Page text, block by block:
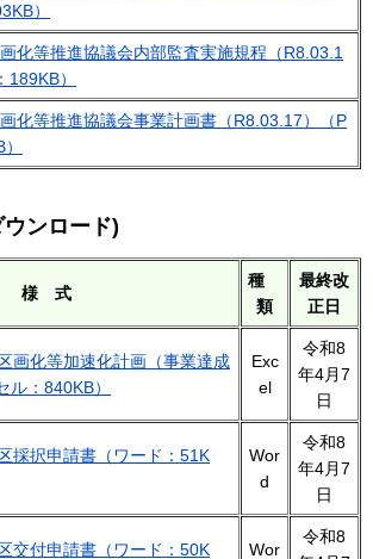
）
化等推進協議会内部監査実施規程（R8.03.1
）
化等推進協議会事業計画書（R8.03.17）（P
ンロード)
様 式
種
類
最終改
正日
画化等加速化計画（事業達成
：840KB）
Exc
el
令和8
年4月7
日
採択申請書（ワード：51K
Wor
d
令和8
年4月7
日
交付申請書（ワード：50K Wor
令和8